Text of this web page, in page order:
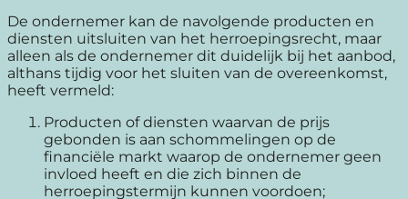
De ondernemer kan de navolgende producten en
diensten uitsluiten van het herroepingsrecht, maar
alleen als de ondernemer dit duidelijk bij het aanbod,
althans tijdig voor het sluiten van de overeenkomst,
heeft vermeld:
Producten of diensten waarvan de prijs
gebonden is aan schommelingen op de
financiële markt waarop de ondernemer geen
invloed heeft en die zich binnen de
herroepingstermijn kunnen voordoen;